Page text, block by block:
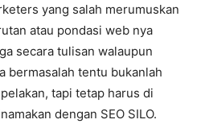
yang salah merumuskan
atau pondasi web nya
secara tulisan walaupun
bermasalah tentu bukanlah
tapi tetap harus di
dengan SEO SILO.